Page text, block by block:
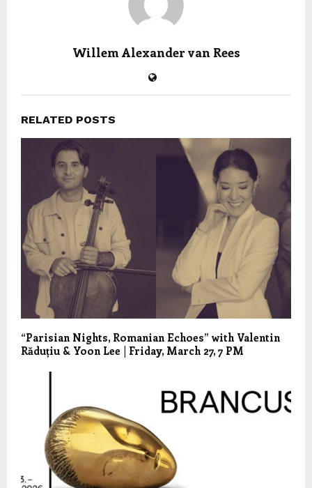
Willem Alexander van Rees
RELATED POSTS
“Parisian Nights, Romanian Echoes” with Valentin
Răduțiu & Yoon Lee | Friday, March 27, 7 PM